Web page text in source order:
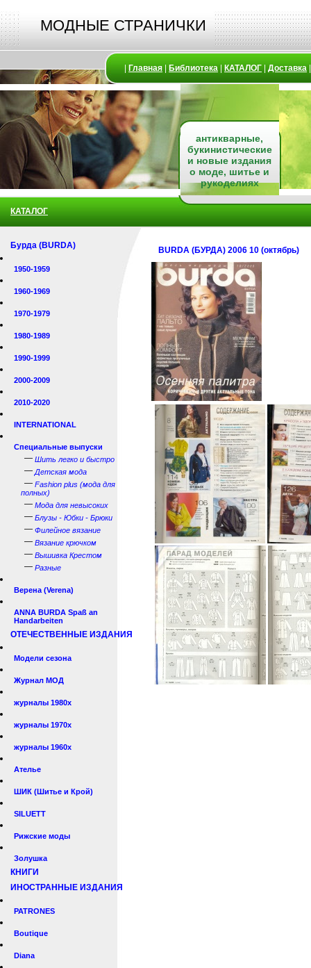
МОДНЫЕ СТРАНИЧКИ
Главная Библиотека КАТАЛОГ Доставка
антикварные,
букинистические
и новые издания
о моде, шитье и
рукоделиях
КАТАЛОГ
Бурда (BURDA)
1950-1959
1960-1969
1970-1979
1980-1989
1990-1999
2000-2009
2010-2020
INTERNATIONAL
Специальные выпуски
— Шить легко и быстро
— Детская мода
— Fashion plus (мода для
полных)
— Мода для невысоких
— Блузы - Юбки - Брюки
— Филейное вязание
— Вязание крючком
— Вышивка Крестом
— Разные
Верена (Verena)
ANNA BURDA Spaß an
Handarbeiten
ОТЕЧЕСТВЕННЫЕ ИЗДАНИЯ
Модели сезона
Журнал МОД
журналы 1980х
журналы 1970х
журналы 1960х
Ателье
ШИК (Шитье и Крой)
SILUETT
Рижские моды
Золушка
КНИГИ
ИНОСТРАННЫЕ ИЗДАНИЯ
PATRONES
Boutique
Diana
BURDA (БУРДА) 2006 10 (октябрь)